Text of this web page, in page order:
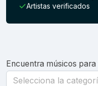
Artistas verificados
Encuentra músicos
Selecciona la